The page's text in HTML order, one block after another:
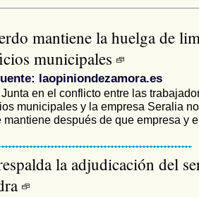
mantiene la huelga de
municipales
laopiniondezamora.es
en el conflicto entre las
municipales y la empresa Seralia
mantiene después de que empresa y
la adjudicación del